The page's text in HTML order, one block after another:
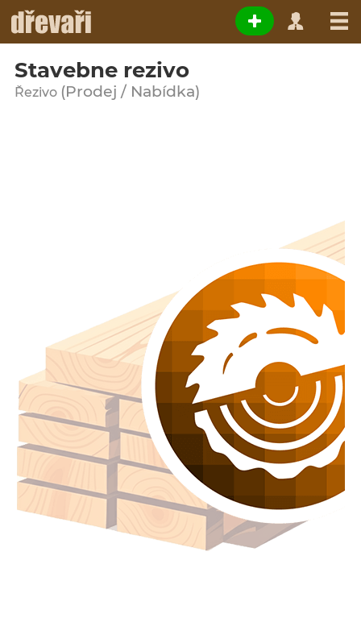
Stavebne rezivo
Řezivo (Prodej / Nabídka)